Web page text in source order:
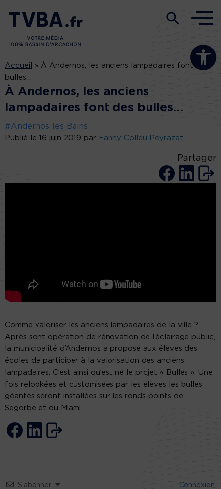
Ouvrir la
Accueil » À Andernos, les anciens lampadaires font des
bulles…
À Andernos, les anciens
lampadaires font des bulles…
#Andernos-les-Bains
Publié le 16 juin 2019 par Fanny Colleu Peyrazat
Partager
Comme valoriser les anciens lampadaires de la ville ?
Après sont opération de rénovation de l’éclairage public,
la municipalité d’Andernos a proposé aux élèves des
écoles de participer à la valorisation des anciens
lampadaires. C’est ainsi qu’est né le projet « Bulles ». Une
fois relookées et customisées par les élèves les bulles
géantes seront installées sur les ronds-points de
Segorbe et du Miami.
S’abonner Connexion